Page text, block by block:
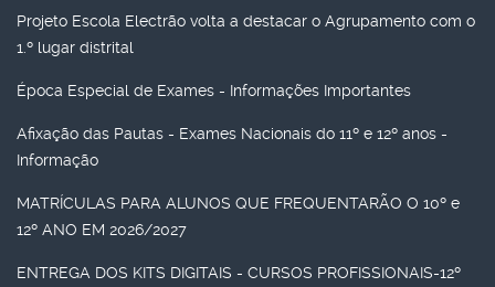
Projeto Escola Electrão volta a destacar o Agrupamento com o
1.º lugar distrital
Época Especial de Exames - Informações Importantes
Afixação das Pautas - Exames Nacionais do 11º e 12º anos -
Informação
MATRÍCULAS PARA ALUNOS QUE FREQUENTARÃO O 10º e
12º ANO EM 2026/2027
ENTREGA DOS KITS DIGITAIS - CURSOS PROFISSIONAIS-12º